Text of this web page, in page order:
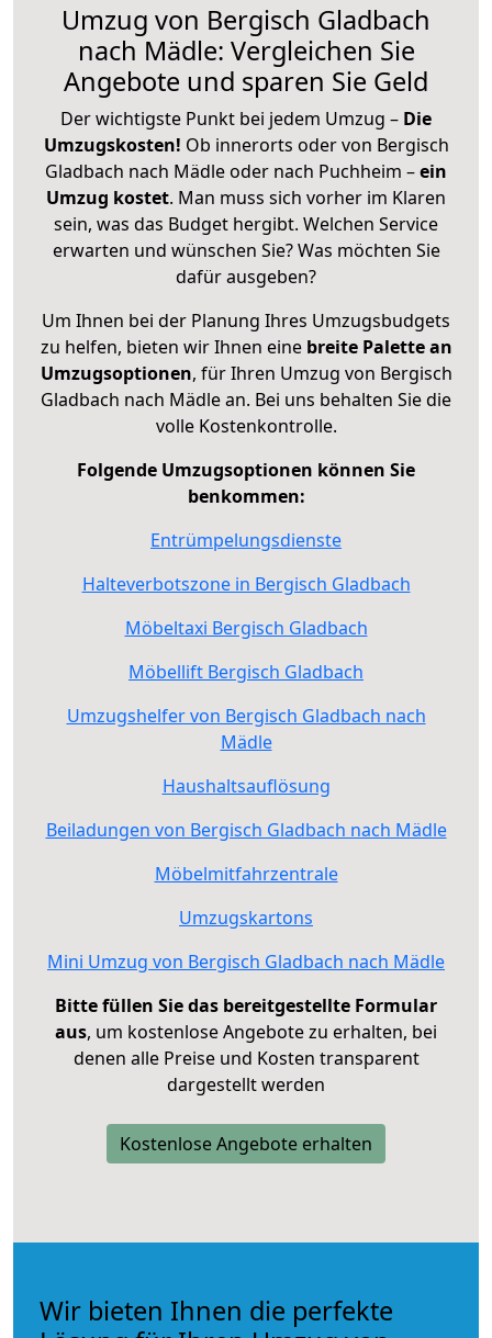
Umzug von Bergisch Gladbach
nach Mädle: Vergleichen Sie
Angebote und sparen Sie Geld
Der wichtigste Punkt bei jedem Umzug – Die
Umzugskosten! Ob innerorts oder von Bergisch
Gladbach nach Mädle oder nach Puchheim –ein
Umzug kostet. Man muss sich vorher im Klaren
sein, was das Budget hergibt. Welchen Service
erwarten und wünschen Sie? Was möchten Sie
dafür ausgeben?
Um Ihnen bei der Planung Ihres Umzugsbudgets
zu helfen, bieten wir Ihnen eine breite Palette an
Umzugsoptionen, für Ihren Umzug von Bergisch
Gladbach nach Mädle an. Bei uns behalten Sie die
volle Kostenkontrolle.
Folgende Umzugsoptionen können Sie
benkommen:
Entrümpelungsdienste
Halteverbotszone in Bergisch Gladbach
Möbeltaxi Bergisch Gladbach
Möbellift Bergisch Gladbach
Umzugshelfer von Bergisch Gladbach nach
Mädle
Haushaltsauflösung
Beiladungen von Bergisch Gladbach nach Mädle
Möbelmitfahrzentrale
Umzugskartons
Mini Umzug von Bergisch Gladbach nach Mädle
Bitte füllen Sie das bereitgestellte Formular
aus, um kostenlose Angebote zu erhalten, bei
denen alle Preise und Kosten transparent
dargestellt werden
Kostenlose Angebote erhalten
Wir bieten Ihnen die perfekte